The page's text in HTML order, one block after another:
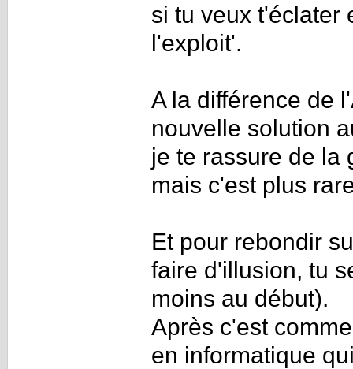
si tu veux t'éclater
l'exploit'.
A la différence de
nouvelle solution
je te rassure de la
mais c'est plus
Et pour rebondir
faire d'illusion, tu
moins au début).
Après c'est
en informatique